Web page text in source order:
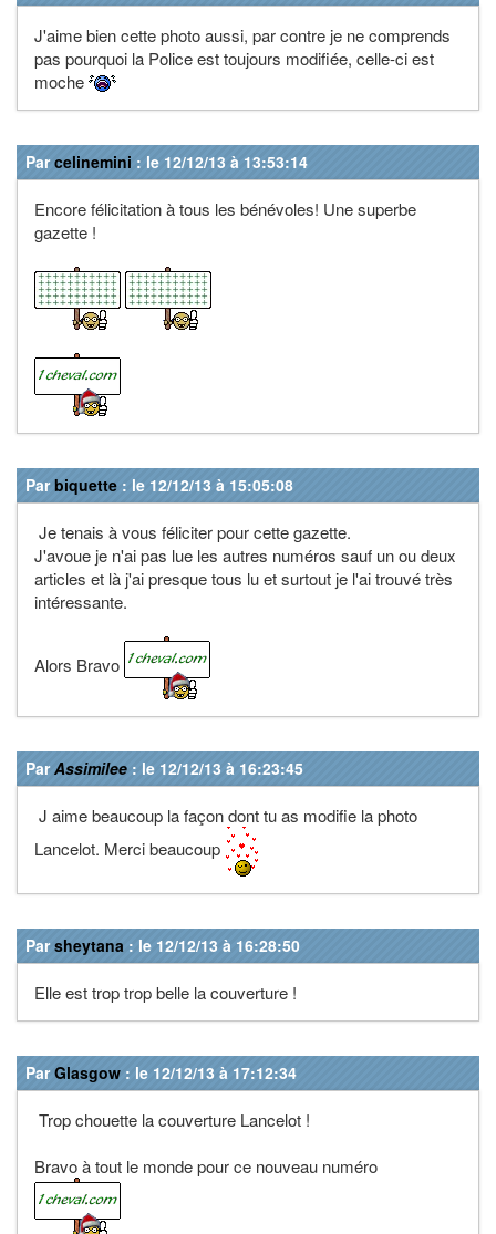
J'aime bien cette photo aussi, par contre je ne comprends
pas pourquoi la Police est toujours modifiée, celle-ci est
moche
Parcelinemini : le 12/12/13 à 13:53:14
Encore félicitation à tous les bénévoles! Une superbe
gazette !
Parbiquette : le 12/12/13 à 15:05:08
Je tenais à vous féliciter pour cette gazette.
J'avoue je n'ai pas lue les autres numéros sauf un ou deux
articles et là j'ai presque tous lu et surtout je l'ai trouvé très
intéressante.
Alors Bravo
ParAssimilee : le 12/12/13 à 16:23:45
J aime beaucoup la façon dont tu as modifie la photo
Lancelot. Merci beaucoup
Parsheytana : le 12/12/13 à 16:28:50
Elle est trop trop belle la couverture !
ParGlasgow : le 12/12/13 à 17:12:34
Trop chouette la couverture Lancelot !
Bravo à tout le monde pour ce nouveau numéro